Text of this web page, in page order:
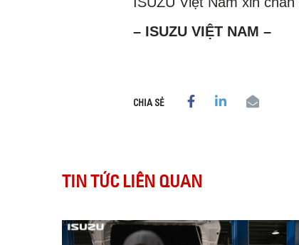
– ISUZU VIỆT NAM –
CHIA SẺ
TIN TỨC LIÊN QUAN